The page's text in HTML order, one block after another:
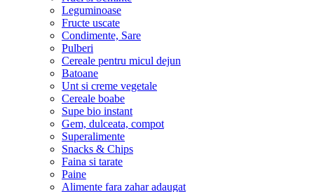
Leguminoase
Fructe uscate
Condimente, Sare
Pulberi
Cereale pentru micul dejun
Batoane
Unt si creme vegetale
Cereale boabe
Supe bio instant
Gem, dulceata, compot
Superalimente
Snacks & Chips
Faina si tarate
Paine
Alimente fara zahar adaugat